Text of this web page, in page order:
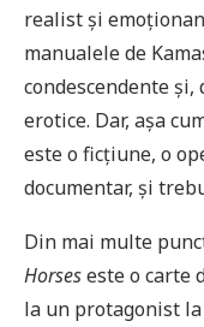
realist și
manualele de
condescendente
erotice. Dar, așa
este o ficțiune, o
documentar, și
Din mai multe
Horseseste o carte
la un protagonist